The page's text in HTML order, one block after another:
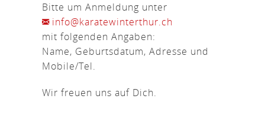
Bitte um Anmeldung unter
info@karatewinterthur.ch
mit folgenden Angaben:
Name, Geburtsdatum, Adresse und
Mobile/Tel.
Wir freuen uns auf Dich.